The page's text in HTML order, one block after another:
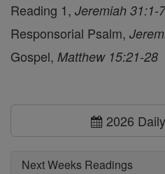
Reading 1, Jeremiah 31:1-7
Responsorial Psalm,
Gospel, Matthew 15:21-28
2026
Next Weeks Readings